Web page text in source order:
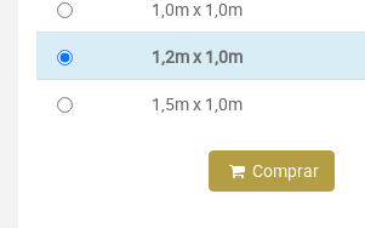
1,0m x 1,0m
1,2m x 1,0m
1,5m x 1,0m
Comprar